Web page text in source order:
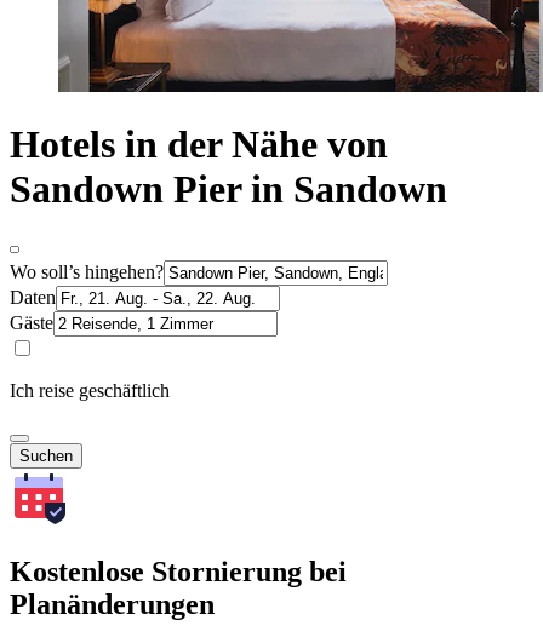
Hotels in der Nähe von
Sandown Pier in Sandown
Wo soll’s hingehen?
Daten
Gäste
Ich reise geschäftlich
Suchen
Kostenlose Stornierung bei
Planänderungen